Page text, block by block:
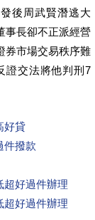
後周武賢潛逃大
事長卻不正派經營
券市場交易秩序難
證交法將他判刑7
好貸
件撥款
超好過件辦理
超好過件辦理